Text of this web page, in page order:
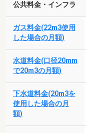
公共料金・インフラ
ガス料金(22m3使用
した場合の月額)
水道料金(口径20mm
で20m3の月額)
下水道料金(20m3を
使用した場合の月
額)